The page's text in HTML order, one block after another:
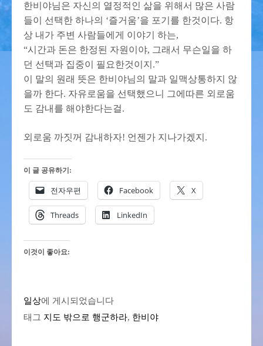
한비야님은 자신의 열정적인 삶을 위해서 많은 사람
들이 선택한 하나의 ‘즐거움’을 포기를 한것이다. 항
상 내가 주변 사람들에게 이야기 하는,
“시간과 돈은 한정된 자원이야, 그래서 무슨일을 하
던 선택과 집중이 필요한것이지.”
이 말의 원래 뜻은 한비야님의 말과 일맥상통하지 않
을까 한다. 자유로움을 선택했으니 그에따른 외로움
도 감내를 해야한다는걸.
외로움 까짓꺼 감내하자! 언젠가 지나가겠지.
이 글 공유하기:
전자우편 Facebook X
Threads LinkedIn
이것이 좋아요:
일상에 게시되었습니다
태그 지도 밖으로 행군하라, 한비야